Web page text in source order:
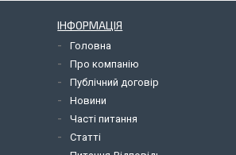
ІНФОРМАЦІЯ
Головна
Про компанію
Публічний договір
Новини
Часті питання
Статті